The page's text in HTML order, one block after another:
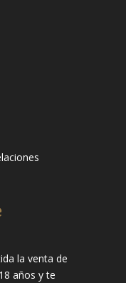
la venta de
años y te